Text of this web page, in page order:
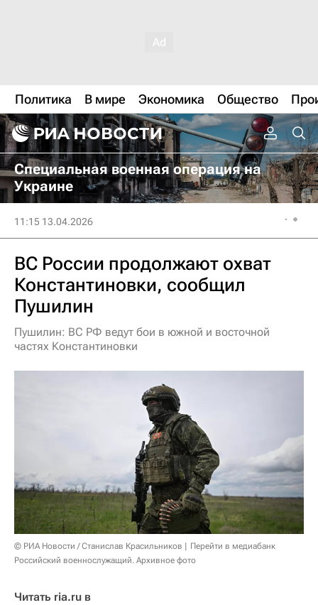
Политика В мире Экономика Общество
Специальная военная операция на
Украине
11:15 13.04.2026
ВС России продолжают охват
Константиновки, сообщил
Пушилин
Пушилин: ВС РФ ведут бои в южной и восточной
частях Константиновки
© РИА Новости / Станислав Красильников
Перейти в медиабанк
Российский военнослужащий. Архивное фото
Читать ria.ru в